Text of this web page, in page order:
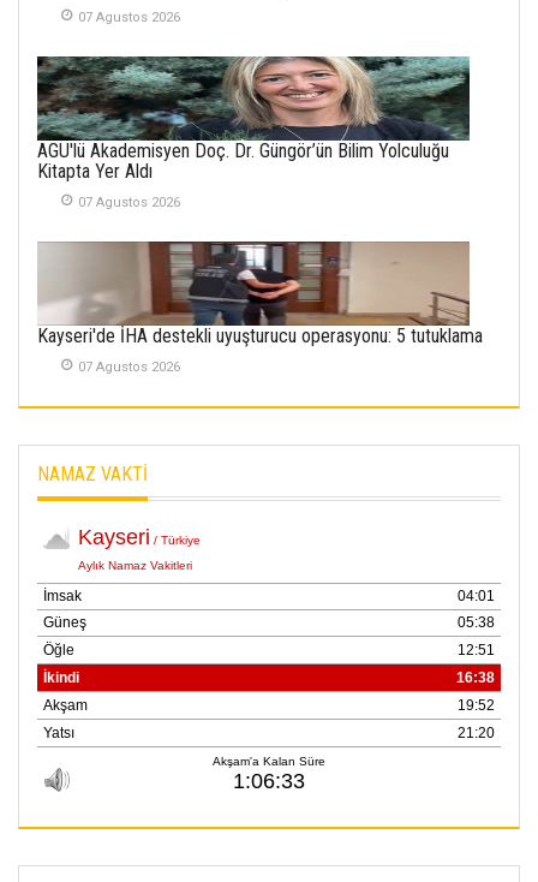
İlgi Alanlarımız ve Biz
02 Ekim 2025
SABAHATTİN
SÜRMEN
07 Agustos 2026
AGÜ'lü Akademisyen Doç. Dr. Güngör’ün Bilim Yolculuğu
Kitapta Yer Aldı
07 Agustos 2026
Kayseri'de İHA destekli uyuşturucu operasyonu: 5 tutuklama
07 Agustos 2026
NAMAZ VAKTİ